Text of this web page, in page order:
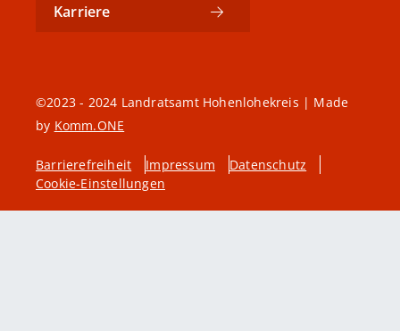
Karriere
©2023 - 2024 Landratsamt Hohenlohekreis | Made
by Komm.ONE
Barrierefreiheit Impressum
Datenschutz
Cookie-Einstellungen